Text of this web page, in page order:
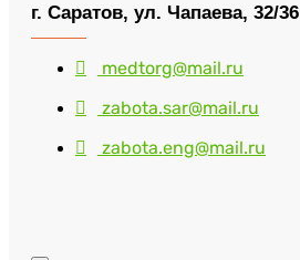
г. Саратов, ул. Чапаева, 32/36
medtorg@mail.ru
zabota.sar@mail.ru
zabota.eng@mail.ru